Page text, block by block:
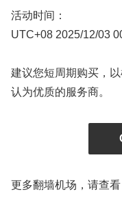
活动时间：
UTC+08 2025/12/03
建议您短周期购买，
认为优质的服务商。
更多翻墙机场，请查看